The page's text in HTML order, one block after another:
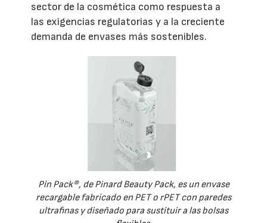
sector de la cosmética como respuesta a
las exigencias regulatorias y a la creciente
demanda de envases más sostenibles.
Pin Pack®, de Pinard Beauty Pack, es un envase
recargable fabricado en PET o rPET con paredes
ultrafinas y diseñado para sustituir a las bolsas